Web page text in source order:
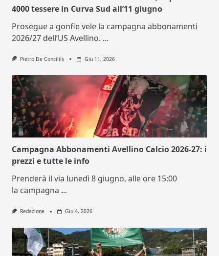
4000 tessere in Curva Sud all’11 giugno
Prosegue a gonfie vele la campagna abbonamenti
2026/27 dell’US Avellino. ...
Pietro De Conciliis Giu 11, 2026
Campagna Abbonamenti Avellino Calcio 2026-27: i
prezzi e tutte le info
Prenderà il via lunedì 8 giugno, alle ore 15:00
la campagna ...
Redazione Giu 4, 2026